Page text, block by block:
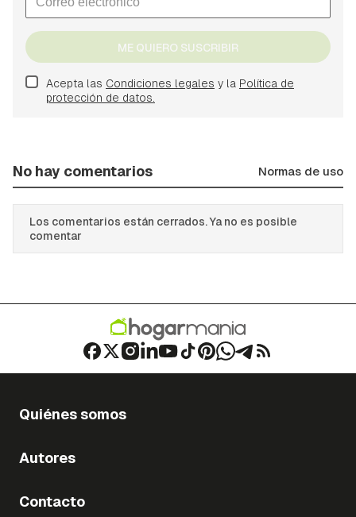
ME QUIERO SUSCRIBIR
Acepta las Condiciones legales y la Política de
protección de datos.
No hay comentarios Normas de uso
Los comentarios están cerrados. Ya no es posible
comentar
Quiénes somos
Autores
Contacto